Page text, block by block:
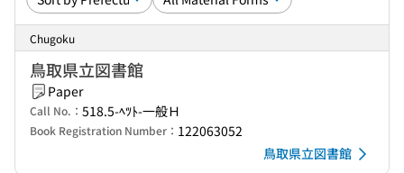
Chugoku
鳥取県立図書館
Paper
Call No.： 518.5-ﾍﾂﾄ-一般Ｈ
Book Registration Number： 122063052
鳥取県立図書館